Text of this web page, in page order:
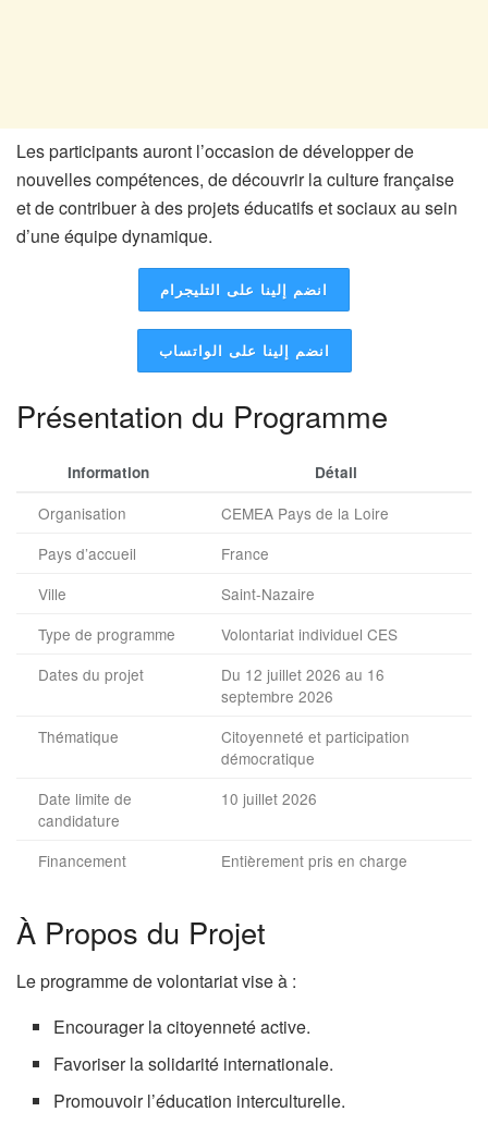
Les participants auront l’occasion de développer de
nouvelles compétences, de découvrir la culture française
et de contribuer à des projets éducatifs et sociaux au sein
d’une équipe dynamique.
انضم إلينا على التليجرام
انضم إلينا على الواتساب
Présentation du Programme
Information Détail
Organisation
CEMEA Pays de la Loire
Pays d’accueil
France
Ville
Saint-Nazaire
Type de programme
Volontariat individuel CES
Dates du projet
Du 12 juillet 2026 au 16
septembre 2026
Thématique
Citoyenneté et participation
démocratique
Date limite de
candidature
10 juillet 2026
Financement Entièrement pris en charge
À Propos du Projet
Le programme de volontariat vise à :
Encourager la citoyenneté active.
Favoriser la solidarité internationale.
Promouvoir l’éducation interculturelle.